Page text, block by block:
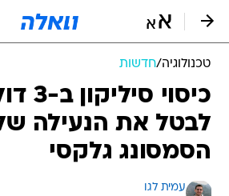
טכנולוגיה/חדשות
כיסוי
לבטל את הנעילה
הסמסונג גלקסי
עמית לגו